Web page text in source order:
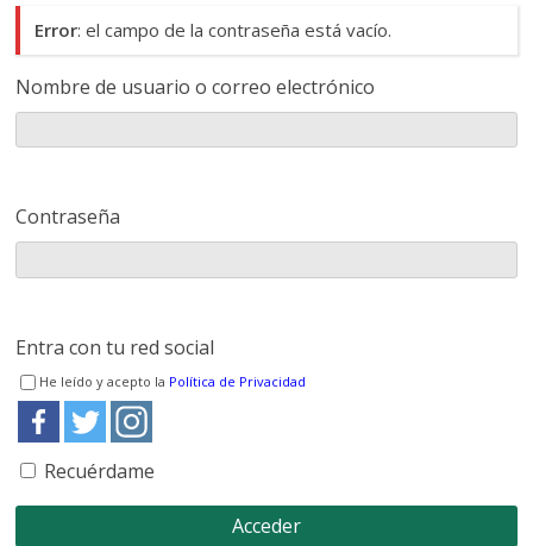
Error: el campo de la contraseña está vacío.
Nombre de usuario o correo electrónico
Contraseña
Entra con tu red social
He leído y acepto la Política de Privacidad
Recuérdame